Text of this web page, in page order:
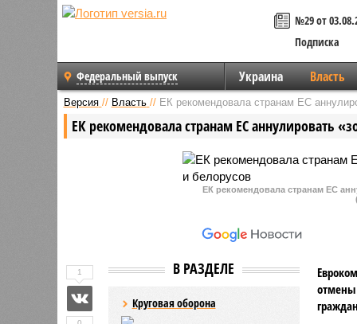
№29 от
Подписка
Федеральный выпуск Украина Власть
Версия // Власть // ЕК рекомендовала странам ЕС
ЕК рекомендовала странам ЕС аннулировать
ЕК рекомендовала странам ЕС
В РАЗДЕЛЕ
Круговая оборона
отмены
1